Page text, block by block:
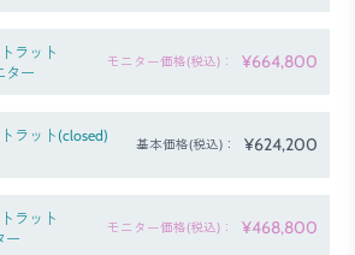
ラット
ター
モニター価格(税込)： ¥664,800
ラット(closed)
基本価格(税込)： ¥624,200
ラット
ー
モニター価格(税込)： ¥468,800